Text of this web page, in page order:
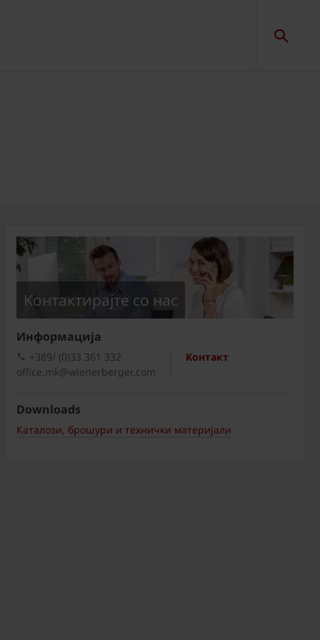
Kонтактирајте со нас
Информациja
Контакт
+389/ (0)33 361 332
office.mk@wienerberger.com
Downloads
Каталози, брошури и технички материјали